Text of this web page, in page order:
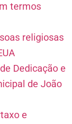
termos
religiosas
Dedicação e
de João
e